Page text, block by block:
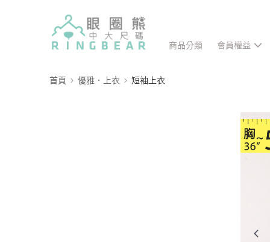
商品分類 會員權益
首頁 優雅．上衣 短袖上衣